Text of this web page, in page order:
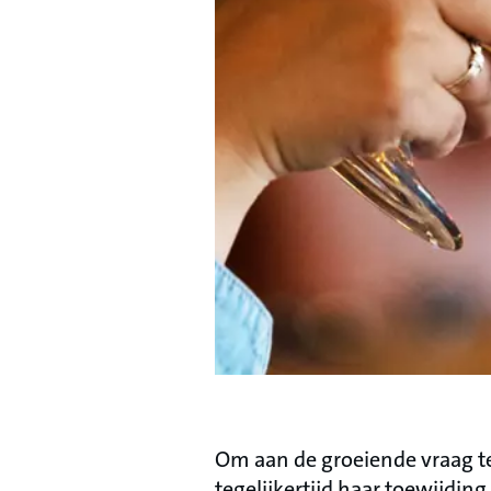
Om aan de groeiende vraag